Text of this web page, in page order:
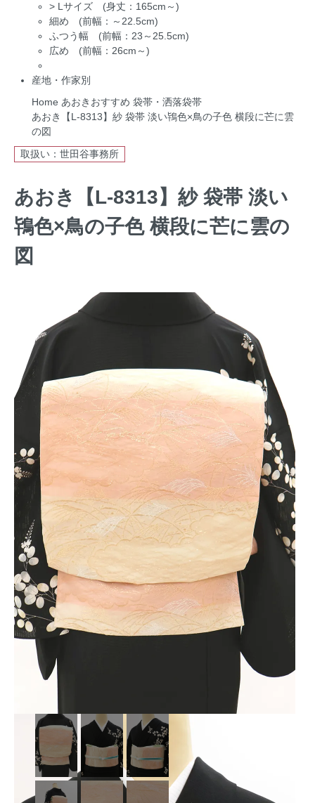
> Lサイズ (身丈：165cm～)
細め (前幅：～22.5cm)
ふつう幅 (前幅：23～25.5cm)
広め (前幅：26cm～)
産地・作家別
Home あおきおすすめ 袋帯・洒落袋帯
あおき【L-8313】紗 袋帯 淡い鴇色×鳥の子色 横段に芒に雲
の図
取扱い：世田谷事務所
あおき【L-8313】紗 袋帯 淡い
鴇色×鳥の子色 横段に芒に雲の
図